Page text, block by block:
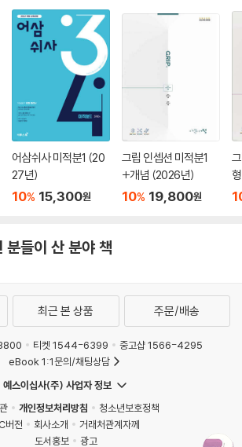
어삼쉬사 미적분1 (20
27년)
10% 15,300원
그립 인셉션 미적분1
+개념 (2026년)
10% 19,800원
분들이 산 분야 책
최근 본 상품 주문/배송
티켓 1544-6399
중고샵 1566-4295
eBook 1:1문의/채팅상담
예스이십사(주) 사업자 정보
개인정보처리방침
청소년보호정책
버전
회사소개
거래처관계자께
도서홍보
광고